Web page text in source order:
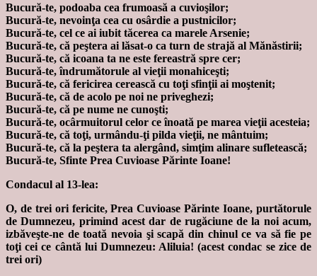
Bucură-te, podoaba cea frumoasă a cuvioşilor;
Bucură-te, nevoinţa cea cu osârdie a pustnicilor;
Bucură-te, cel ce ai iubit tăcerea ca marele Arsenie;
Bucură-te, că peştera ai lăsat-o ca turn de strajă al Mănăstirii;
Bucură-te, că icoana ta ne este fereastră spre cer;
Bucură-te, îndrumătorule al vieţii monahiceşti;
Bucură-te, că fericirea cerească cu toţi sfinţii ai moştenit;
Bucură-te, că de acolo pe noi ne priveghezi;
Bucură-te, că pe nume ne cunoşti;
Bucură-te, ocârmuitorul celor ce înoată pe marea vieţii acesteia;
Bucură-te, că toţi, urmându-ţi pilda vieţii, ne mântuim;
Bucură-te, că la peştera ta alergând, simţim alinare sufletească;
Bucură-te, Sfinte Prea Cuvioase Părinte Ioane!
Condacul al 13-lea:
O, de trei ori fericite, Prea Cuvioase Părinte Ioane, purtătorule
de Dumnezeu, primind acest dar de rugăciune de la noi acum,
izbăveşte-ne de toată nevoia şi scapă din chinul ce va să fie pe
toţi cei ce cântă lui Dumnezeu: Aliluia! (acest condac se zice de
trei ori)